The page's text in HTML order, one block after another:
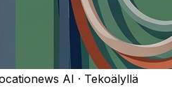
AI · Tekoälyllä